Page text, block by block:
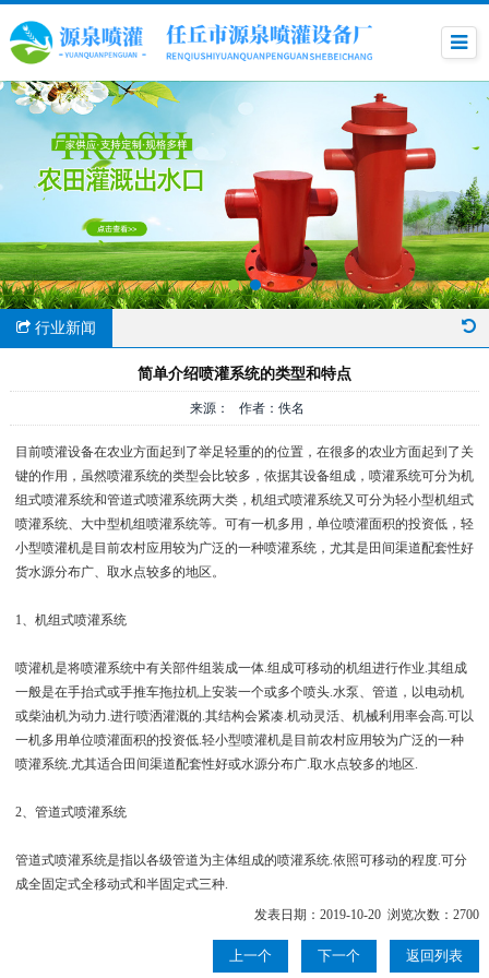
行业新闻
简单介绍喷灌系统的类型和特点
来源： 作者：佚名
目前喷灌设备在农业方面起到了举足轻重的的位置，在很多的农业方面起到了关
键的作用，虽然喷灌系统的类型会比较多，依据其设备组成，喷灌系统可分为机
组式喷灌系统和管道式喷灌系统两大类，机组式喷灌系统又可分为轻小型机组式
喷灌系统、大中型机组喷灌系统等。可有一机多用，单位喷灌面积的投资低，轻
小型喷灌机是目前农村应用较为广泛的一种喷灌系统，尤其是田间渠道配套性好
货水源分布广、取水点较多的地区。
1、机组式喷灌系统
喷灌机是将喷灌系统中有关部件组装成一体.组成可移动的机组进行作业.其组成
一般是在手抬式或手推车拖拉机上安装一个或多个喷头.水泵、管道，以电动机
或柴油机为动力.进行喷洒灌溉的.其结构会紧凑.机动灵活、机械利用率会高.可以
一机多用单位喷灌面积的投资低.轻小型喷灌机是目前农村应用较为广泛的一种
喷灌系统.尤其适合田间渠道配套性好或水源分布广.取水点较多的地区.
2、管道式喷灌系统
管道式喷灌系统是指以各级管道为主体组成的喷灌系统.依照可移动的程度.可分
成全固定式全移动式和半固定式三种.
发表日期：2019-10-20 浏览次数：2700
上一个 下一个 返回列表